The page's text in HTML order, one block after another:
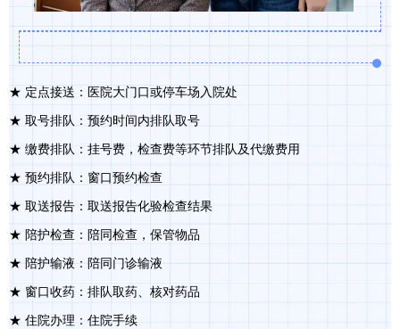
★ 定点接送：医院大门口或停车场入院处
★ 取号排队：预约时间内排队取号
★ 缴费排队：挂号费，检查费等环节排队及代缴费用
★ 预约排队：窗口预约检查
★ 取送报告：取送报告化验检查结果
★ 陪护检查：陪同检查，保管物品
★ 陪护输液：陪同门诊输液
★ 窗口收药：排队取药、核对药品
★ 住院办理：住院手续